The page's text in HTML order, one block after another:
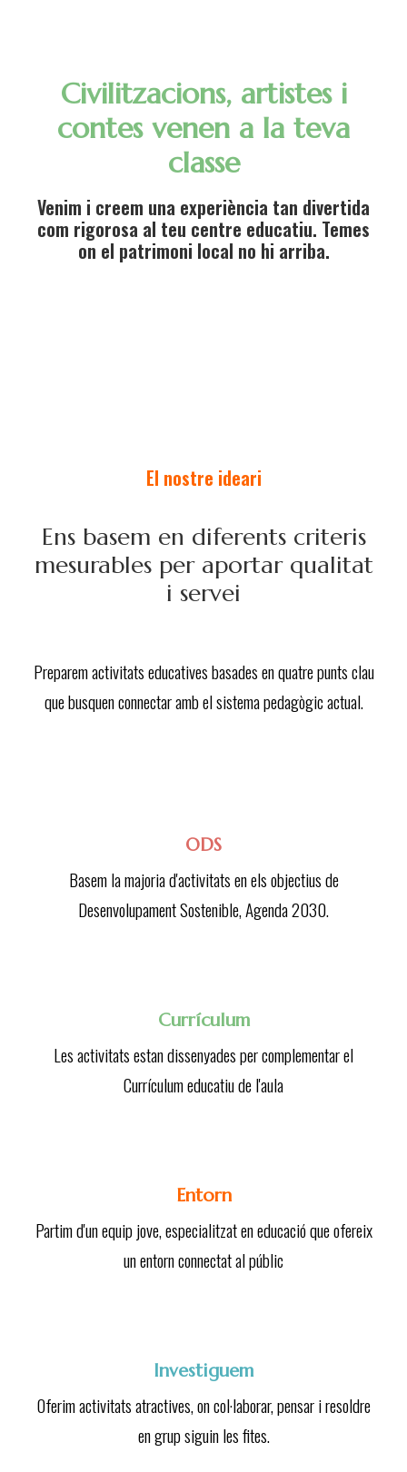
Civilitzacions, artistes i
contes venen a la teva
classe
Venim i creem una experiència tan divertida
com rigorosa al teu centre educatiu. Temes
on el patrimoni local no hi arriba.
El nostre ideari
Ens basem en diferents criteris
mesurables per aportar qualitat
i servei
Preparem activitats educatives basades en quatre punts clau
que busquen connectar amb el sistema pedagògic actual.
ODS
Basem la majoria d'activitats en els objectius de
Desenvolupament Sostenible, Agenda 2030.
Currículum
Les activitats estan dissenyades per complementar el
Currículum educatiu de l'aula
Entorn
Partim d'un equip jove, especialitzat en educació que ofereix
un entorn connectat al públic
Investiguem
Oferim activitats atractives, on col·laborar, pensar i resoldre
en grup siguin les fites.